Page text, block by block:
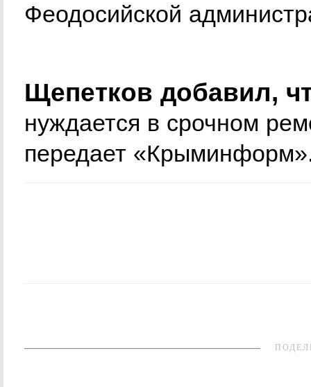
Феодосийской
Щепетков добавил,
нуждается в срочном
передает